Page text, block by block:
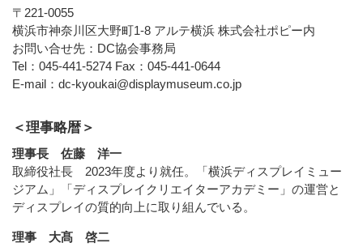
〒221-0055
横浜市神奈川区大野町1‐8 アルテ横浜 株式会社ポピー内
お問い合せ先：DC協会事務局
Tel：045-441-5274 Fax：045-441-0644
E-mail：dc-kyoukai@displaymuseum.co.jp
＜理事略暦＞
理事長 佐藤 洋一
取締役社長 2023年度より就任。「横浜ディスプレイミュー
ジアム」「ディスプレイクリエイターアカデミー」の運営と
ディスプレイの質的向上に取り組んでいる。
理事 大髙 啓二